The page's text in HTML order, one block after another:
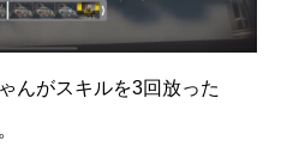
んがスキルを3回放った